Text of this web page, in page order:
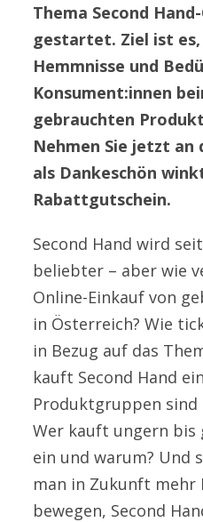
Thema Second
gestartet. Ziel ist
Hemmnisse und
Konsument:innen
gebrauchten
Nehmen Sie jetzt
als Dankeschön
Rabattgutschein.
Second Hand wird
beliebter – aber wie
Online-Einkauf von
in Österreich? Wie
in Bezug auf das
kauft Second Hand
Produktgruppen
Wer kauft ungern
ein und warum? Und
man in Zukunft mehr
bewegen, Second